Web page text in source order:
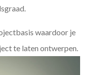
waardoor je
te laten ontwerpen.